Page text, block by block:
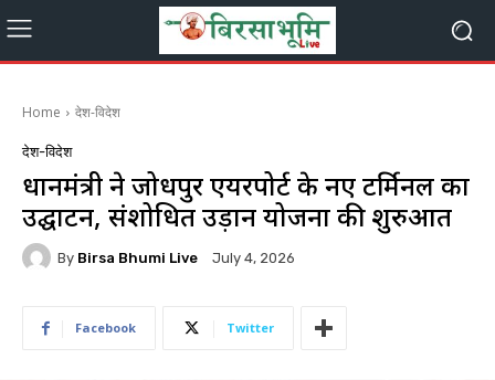
Home देश-विदेश
देश-विदेश
प्रधानमंत्री ने जोधपुर एयरपोर्ट के नए टर्मिनल का
उद्घाटन, संशोधित उड़ान योजना की शुरुआत
By Birsa Bhumi Live July 4, 2026
Facebook Twitter